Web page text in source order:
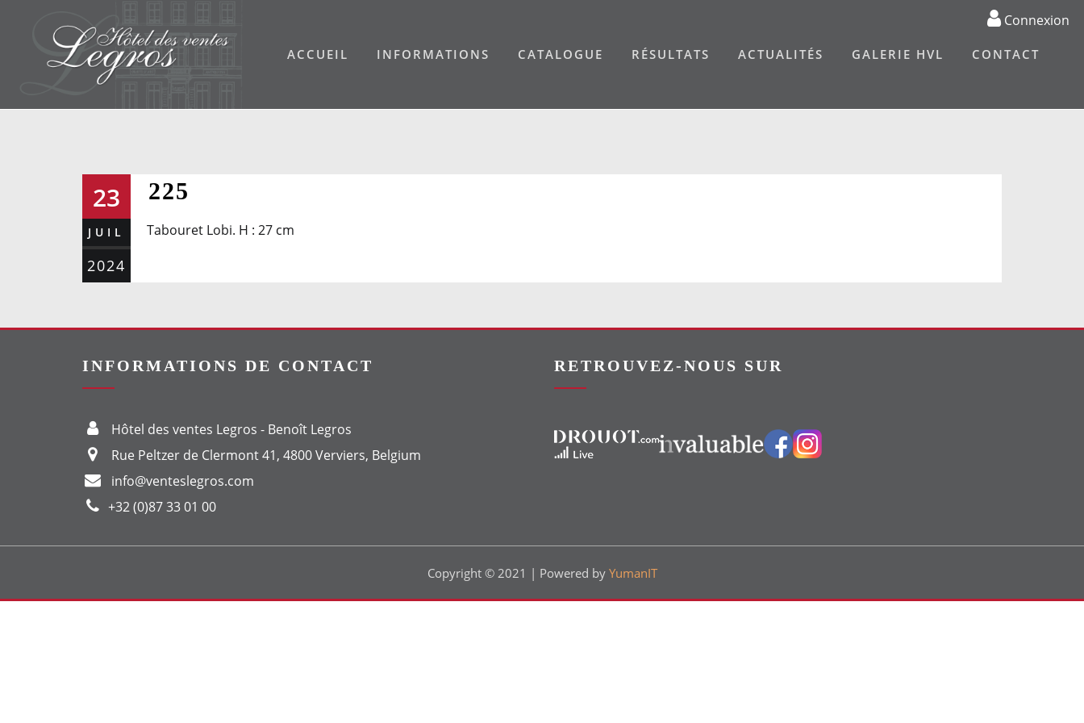
ACCUEIL INFORMATIONS CATALOGUE RÉSULTATS ACTUALITÉS GALERIE HVL CONTACT
Connexion
23
JUIL
2024
225
Tabouret Lobi. H : 27 cm
INFORMATIONS DE CONTACT
Hôtel des ventes Legros - Benoît Legros
Rue Peltzer de Clermont 41, 4800 Verviers, Belgium
info@venteslegros.com
+32 (0)87 33 01 00
RETROUVEZ-NOUS SUR
Vers le site Drouot Vers le site Invaluable Vers notre groupe Facebook Vers notre page Instagram
Copyright © 2021 | Powered by YumanIT